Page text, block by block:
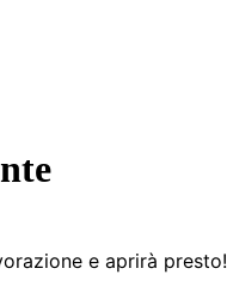
e aprirà presto!